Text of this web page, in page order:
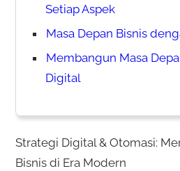
Setiap Aspek
Masa Depan Bisnis
Membangun Masa
Digital
Strategi Digital & Otomasi:
Bisnis di Era Modern